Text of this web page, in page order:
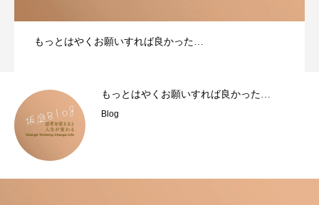
もっとはやくお願いすれば良かった…
もっとはやくお願いすれば良かった…
Blog